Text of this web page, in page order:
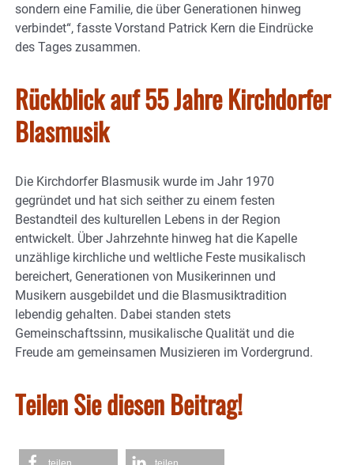
sondern eine Familie, die über Generationen hinweg
verbindet“, fasste Vorstand Patrick Kern die Eindrücke
des Tages zusammen.
Rückblick auf 55 Jahre Kirchdorfer
Blasmusik
Die Kirchdorfer Blasmusik wurde im Jahr 1970
gegründet und hat sich seither zu einem festen
Bestandteil des kulturellen Lebens in der Region
entwickelt. Über Jahrzehnte hinweg hat die Kapelle
unzählige kirchliche und weltliche Feste musikalisch
bereichert, Generationen von Musikerinnen und
Musikern ausgebildet und die Blasmusiktradition
lebendig gehalten. Dabei standen stets
Gemeinschaftssinn, musikalische Qualität und die
Freude am gemeinsamen Musizieren im Vordergrund.
Teilen Sie diesen Beitrag!